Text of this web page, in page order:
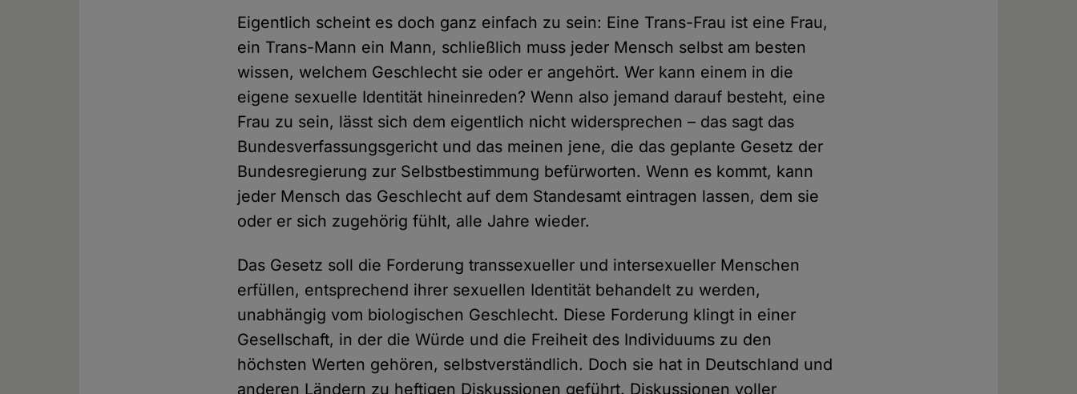
Eigentlich scheint es doch ganz einfach zu sein: Eine Trans-Frau ist eine Frau,
ein Trans-Mann ein Mann, schließlich muss jeder Mensch selbst am besten
wissen, welchem Geschlecht sie oder er angehört. Wer kann einem in die
eigene sexuelle Identität hineinreden? Wenn also jemand darauf besteht, eine
Frau zu sein, lässt sich dem eigentlich nicht widersprechen – das sagt das
Bundesverfassungsgericht und das meinen jene, die das geplante Gesetz der
Bundesregierung zur Selbstbestimmung befürworten. Wenn es kommt, kann
jeder Mensch das Geschlecht auf dem Standesamt eintragen lassen, dem sie
oder er sich zugehörig fühlt, alle Jahre wieder.
Das Gesetz soll die Forderung transsexueller und intersexueller Menschen
erfüllen, entsprechend ihrer sexuellen Identität behandelt zu werden,
unabhängig vom biologischen Geschlecht. Diese Forderung klingt in einer
Gesellschaft, in der die Würde und die Freiheit des Individuums zu den
höchsten Werten gehören, selbstverständlich. Doch sie hat in Deutschland und
anderen Ländern zu heftigen Diskussionen geführt. Diskussionen voller